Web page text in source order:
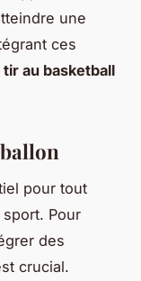
une
ces
tir au basketball
pour tout
Pour
des
crucial.